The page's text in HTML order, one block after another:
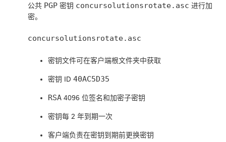
公共 PGP 密钥 concursolutionsrotate.asc 进行加
密。
concursolutionsrotate.asc
密钥文件可在客户端根文件夹中获取
密钥 ID 40AC5D35
RSA 4096 位签名和加密子密钥
密钥每 2 年到期一次
客户端负责在密钥到期前更换密钥